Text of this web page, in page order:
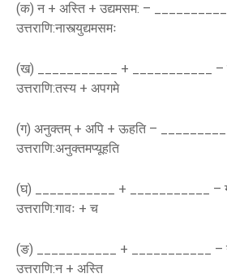
(क) न + अस्ति + उद्यमसम: – ___________
उत्तराणि:नास्त्युद्यमसमः
(ख) ___________ + ___________ –
उत्तराणि:तस्य + अपगमे
(ग) अनुक्तम् + अपि + ऊहति –
उत्तराणि:अनुक्तमप्यूहति
(घ) ___________ + ___________ –
उत्तराणि:गावः + च
(ङ) ___________ + ___________ –
उत्तराणि:न + अस्ति